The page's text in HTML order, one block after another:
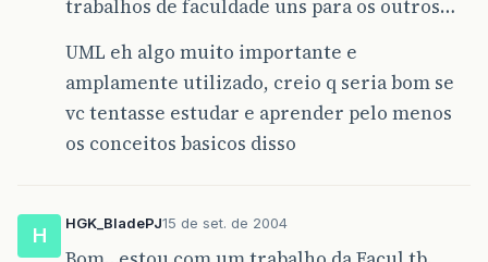
trabalhos de faculdade uns para os outros…
UML eh algo muito importante e
amplamente utilizado, creio q seria bom se
vc tentasse estudar e aprender pelo menos
os conceitos basicos disso
H
HGK_BladePJ15 de set. de 2004